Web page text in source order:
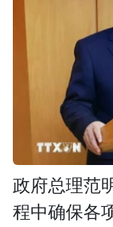
政府总理范
程中确保各